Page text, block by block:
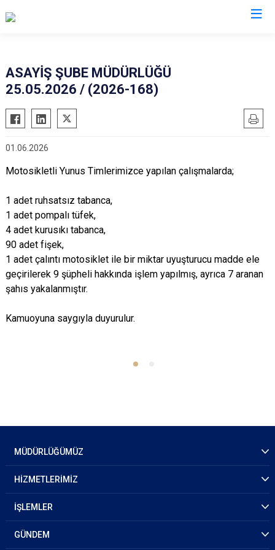
ASAYİŞ ŞUBE MÜDÜRLÜĞÜ
25.05.2026 / (2026-168)
01.06.2026
Motosikletli Yunus Timlerimizce yapılan çalışmalarda;
1 adet ruhsatsız tabanca,
1 adet pompalı tüfek,
4 adet kurusıkı tabanca,
90 adet fişek,
1 adet çalıntı motosiklet ile bir miktar uyuşturucu madde ele
geçirilerek 9 şüpheli hakkında işlem yapılmış, ayrıca 7 aranan
şahıs yakalanmıştır.
Kamuoyuna saygıyla duyurulur.
MÜDÜRLÜĞÜMÜZ
HİZMETLERİMİZ
İŞLEMLER
GÜNDEM